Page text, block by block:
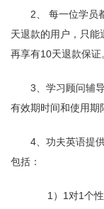
多，
怎
么
道
功
夫
语
合
2、 每一位学员
天退款的用户，只能
再享有10天退款保证
3、学习顾问辅
有效期时间和使用期
4、功夫英语提
包括：
1）1对1个性